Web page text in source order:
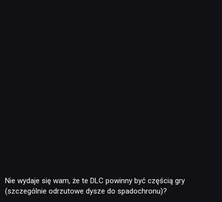
Nie wydaje się wam, że te DLC powinny być częścią gry
(szczególnie odrzutowe dysze do spadochronu)?